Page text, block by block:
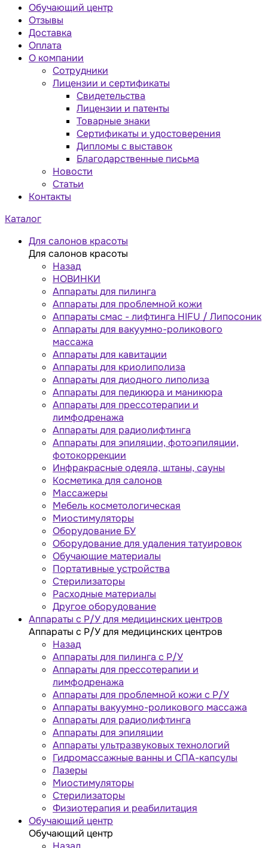
Обучающий центр
Отзывы
Доставка
Оплата
О компании
Сотрудники
Лицензии и сертификаты
Свидетельства
Лицензии и патенты
Товарные знаки
Сертификаты и удостоверения
Дипломы с выставок
Благодарственные письма
Новости
Статьи
Контакты
Каталог
Для салонов красоты
Для салонов красоты
Назад
НОВИНКИ
Аппараты для пилинга
Аппараты для проблемной кожи
Аппараты cмас - лифтинга HIFU / Липосоник
Аппараты для вакуумно-роликового
массажа
Аппараты для кавитации
Аппараты для криолиполиза
Аппараты для диодного липолиза
Аппараты для педикюра и маникюра
Аппараты для прессотерапии и
лимфодренажа
Аппараты для радиолифтинга
Аппараты для эпиляции, фотоэпиляции,
фотокоррекции
Инфракрасные одеяла, штаны, сауны
Косметика для салонов
Массажеры
Мебель косметологическая
Миостимуляторы
Оборудование БУ
Оборудование для удаления татуировок
Обучающие материалы
Портативные устройства
Стерилизаторы
Расходные материалы
Другое оборудование
Аппараты с Р/У для медицинских центров
Аппараты с Р/У для медицинских центров
Назад
Аппараты для пилинга с Р/У
Аппараты для прессотерапии и
лимфодренажа
Аппараты для проблемной кожи с Р/У
Аппараты вакуумно-роликового массажа
Аппараты для радиолифтинга
Аппараты для эпиляции
Аппараты ультразвуковых технологий
Гидромассажные ванны и СПА-капсулы
Лазеры
Миостимуляторы
Стерилизаторы
Физиотерапия и реабилитация
Обучающий центр
Обучающий центр